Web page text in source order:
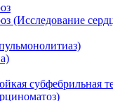
(Исследование
субфебрильная